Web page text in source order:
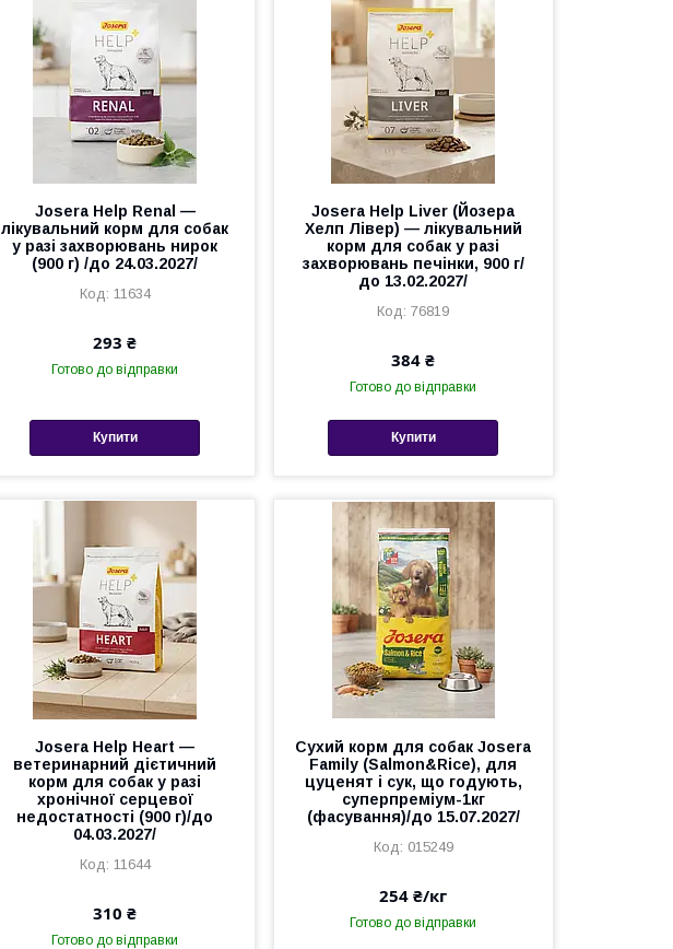
Josera Help Renal —
лікувальний корм для собак
у разі захворювань нирок
(900 г) /до 24.03.2027/
11634
293 ₴
Готово до відправки
Купити
Josera Help Liver (Йозера
Хелп Лівер) — лікувальний
корм для собак у разі
захворювань печінки, 900 г/
до 13.02.2027/
76819
384 ₴
Готово до відправки
Купити
Josera Help Heart —
ветеринарний дієтичний
корм для собак у разі
хронічної серцевої
недостатності (900 г)/до
04.03.2027/
11644
310 ₴
Готово до відправки
Сухий корм для собак Josera
Family (Salmon&Rice), для
цуценят і сук, що годують,
суперпреміум-1кг
(фасування)/до 15.07.2027/
015249
254 ₴/кг
Готово до відправки